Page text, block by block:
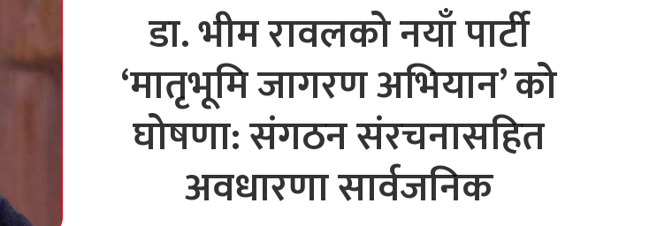
डा. भीम रावलको नयाँ पार्टी
‘मातृभूमि जागरण अभियान’ को
घोषणा: संगठन संरचनासहित
अवधारणा सार्वजनिक